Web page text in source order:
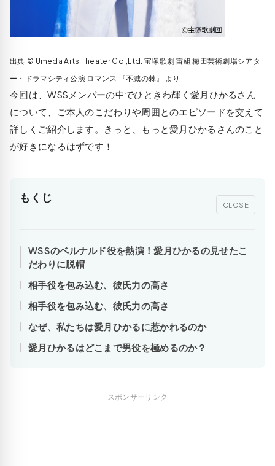
出典:© Umeda Arts Theater Co.,Ltd. 宝塚歌劇 宙組 梅田芸術劇場シアタ
ー・ドラマシティ公演 ロマンス 『不滅の棘』 より
今回は、WSSメンバーの中でひときわ輝く愛月ひかるさん
について、ご本人のこだわりや周囲とのエピソードを交えて
詳しくご紹介します。きっと、もっと愛月ひかるさんのこと
が好きになるはずです！
もくじ
CLOSE
WSSのベルナルド役を熱演！愛月ひかるの見せたこ
だわりに脱帽
相手役を包み込む、彼氏力の高さ
相手役を包み込む、彼氏力の高さ
なぜ、私たちは愛月ひかるに惹かれるのか
愛月ひかるはどこまで男役を極めるのか？
スポンサーリンク